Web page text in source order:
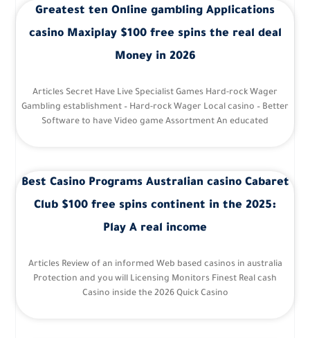
Greatest ten Online gambling Applications
casino Maxiplay $100 free spins the real deal
Money in 2026
Articles Secret Have Live Specialist Games Hard-rock Wager
Gambling establishment – Hard-rock Wager Local casino – Better
Software to have Video game Assortment An educated
Best Casino Programs Australian casino Cabaret
Club $100 free spins continent in the 2025:
Play A real income
Articles Review of an informed Web based casinos in australia
Protection and you will Licensing Monitors Finest Real cash
Casino inside the 2026 Quick Casino